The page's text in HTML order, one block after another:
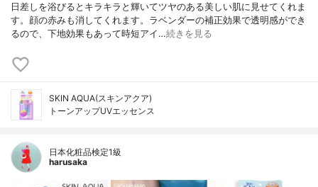
日差しを浴びるとキラキラと輝いてツヤのある美しい肌に見せてくれま
す。顔の赤みも消してくれます。ラベンダーの補正効果で透明感ができ
るので、下地効果もあって時短アイ…続きを見る
SKIN AQUA(スキンアクア)
トーンアップUVエッセンス
日本化粧品検定1級
harusaka